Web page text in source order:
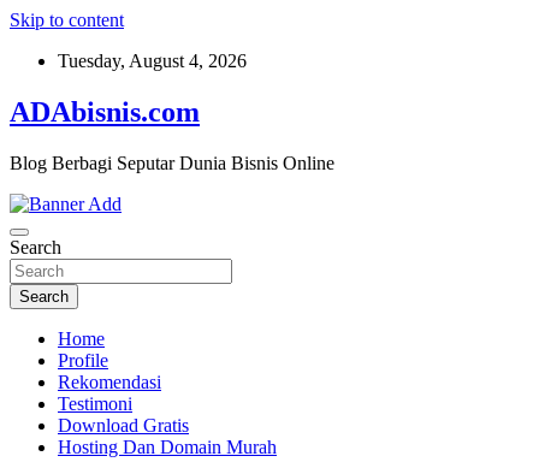
Skip to content
Tuesday, August 4, 2026
ADAbisnis.com
Blog Berbagi Seputar Dunia Bisnis Online
Search
Search
Home
Profile
Rekomendasi
Testimoni
Download Gratis
Hosting Dan Domain Murah